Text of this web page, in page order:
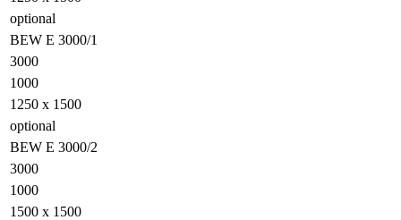
optional
BEW E 3000/1
3000
1000
1250 x 1500
optional
BEW E 3000/2
3000
1000
1500 x 1500